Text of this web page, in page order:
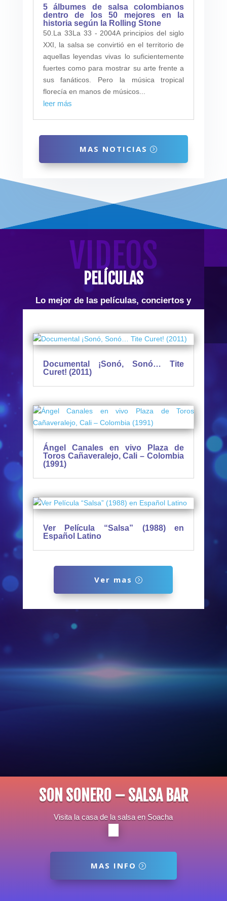
5 álbumes de salsa colombianos
dentro de los 50 mejores en la
historia según la Rolling Stone
50.La 33La 33 - 2004A principios del siglo
XXI, la salsa se convirtió en el territorio de
aquellas leyendas vivas lo suficientemente
fuertes como para mostrar su arte frente a
sus fanáticos. Pero la música tropical
florecía en manos de músicos...
leer más
MAS NOTICIAS
VIDEOS
PELÍCULAS
Lo mejor de las películas, conciertos y
Documental ¡Sonó, Sonó… Tite
Curet! (2011)
Ángel Canales en vivo Plaza de
Toros Cañaveralejo, Cali – Colombia
(1991)
Ver Película “Salsa” (1988) en
Español Latino
Ver mas
SON SONERO – SALSA BAR
Visita la casa de la salsa en Soacha
MAS INFO